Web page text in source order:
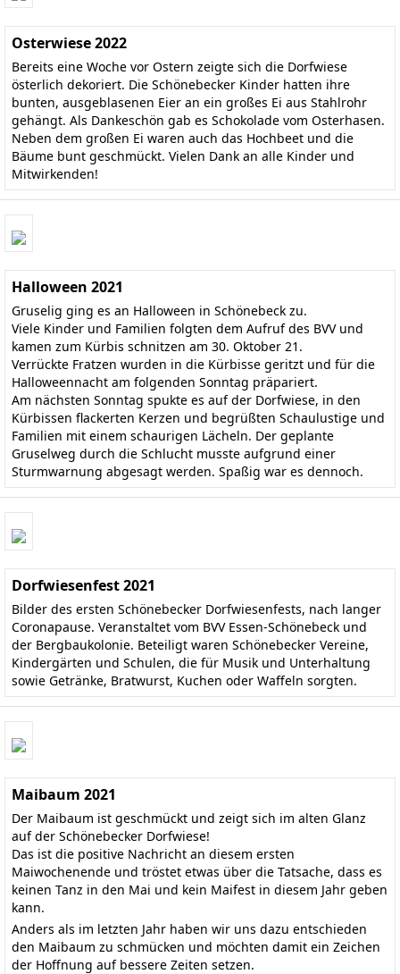
Osterwiese 2022
Bereits eine Woche vor Ostern zeigte sich die Dorfwiese
österlich dekoriert. Die Schönebecker Kinder hatten ihre
bunten, ausgeblasenen Eier an ein großes Ei aus Stahlrohr
gehängt. Als Dankeschön gab es Schokolade vom Osterhasen.
Neben dem großen Ei waren auch das Hochbeet und die
Bäume bunt geschmückt. Vielen Dank an alle Kinder und
Mitwirkenden!
Halloween 2021
Gruselig ging es an Halloween in Schönebeck zu.
Viele Kinder und Familien folgten dem Aufruf des BVV und
kamen zum Kürbis schnitzen am 30. Oktober 21.
Verrückte Fratzen wurden in die Kürbisse geritzt und für die
Halloweennacht am folgenden Sonntag präpariert.
Am nächsten Sonntag spukte es auf der Dorfwiese, in den
Kürbissen flackerten Kerzen und begrüßten Schaulustige und
Familien mit einem schaurigen Lächeln. Der geplante
Gruselweg durch die Schlucht musste aufgrund einer
Sturmwarnung abgesagt werden. Spaßig war es dennoch.
Dorfwiesenfest 2021
Bilder des ersten Schönebecker Dorfwiesenfests, nach langer
Coronapause. Veranstaltet vom BVV Essen-Schönebeck und
der Bergbaukolonie. Beteiligt waren Schönebecker Vereine,
Kindergärten und Schulen, die für Musik und Unterhaltung
sowie Getränke, Bratwurst, Kuchen oder Waffeln sorgten.
Maibaum 2021
Der Maibaum ist geschmückt und zeigt sich im alten Glanz
auf der Schönebecker Dorfwiese!
Das ist die positive Nachricht an diesem ersten
Maiwochenende und tröstet etwas über die Tatsache, dass es
keinen Tanz in den Mai und kein Maifest in diesem Jahr geben
kann.
Anders als im letzten Jahr haben wir uns dazu entschieden
den Maibaum zu schmücken und möchten damit ein Zeichen
der Hoffnung auf bessere Zeiten setzen.